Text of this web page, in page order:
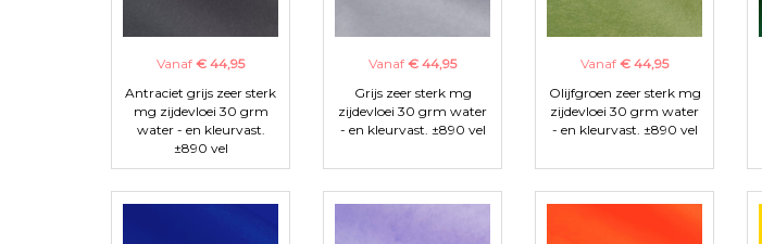
Vanaf € 44,95
Antraciet grijs zeer sterk
mg zijdevloei 30 grm
water - en kleurvast.
±890 vel
Vanaf € 44,95
Grijs zeer sterk mg
zijdevloei 30 grm water
- en kleurvast. ±890 vel
Vanaf € 44,95
Olijfgroen zeer sterk mg
zijdevloei 30 grm water
- en kleurvast. ±890 vel